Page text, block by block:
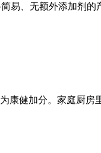
易、无额外添加剂
健加分。家庭厨房